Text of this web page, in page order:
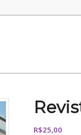
R$25,00